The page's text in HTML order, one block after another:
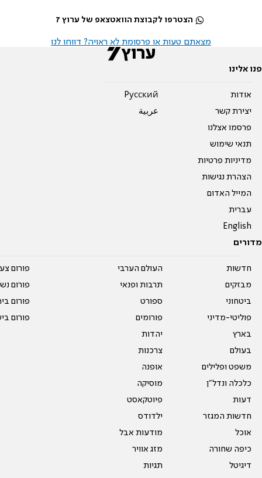
הצטרפו לקבוצת הוואטצאפ של ערוץ 7
מצאתם טעות או פרסומת לא ראויה? דווחו לנו
פנו אלינו
אודות
יצירת קשר
פרסמו אצלנו
תנאי שימוש
מדיניות פרטיות
הצהרת נגישות
המייל האדום
עברית
English
Pусский
عربية
מדורים
חדשות
מבזקים
ביטחוני
פוליטי-מדיני
בארץ
בעולם
משפט ופלילים
כלכלה ונדל"ן
דעות
חדשות המגזר
אוכל
כיפה שחורה
דיגיטל
העולם הערבי
תרבות ופנאי
ספורט
פורומים
יהדות
צרכנות
אופנה
מוסיקה
פיוטקאסט
ילדודס
מודעות אבל
מזג אוויר
תגיות
פורום
פורום
פורום
פורום